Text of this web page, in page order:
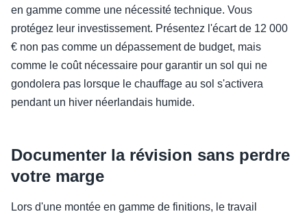
en gamme comme une nécessité technique. Vous
protégez leur investissement. Présentez l'écart de 12 000
€ non pas comme un dépassement de budget, mais
comme le coût nécessaire pour garantir un sol qui ne
gondolera pas lorsque le chauffage au sol s'activera
pendant un hiver néerlandais humide.
Documenter la révision sans perdre
votre marge
Lors d'une montée en gamme de finitions, le travail